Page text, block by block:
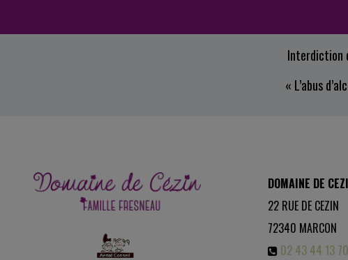
Interdiction
« L’abus
DOMAINE DE
22 RUE DE CEZIN
72340 MARCON
02 43 44 13 70